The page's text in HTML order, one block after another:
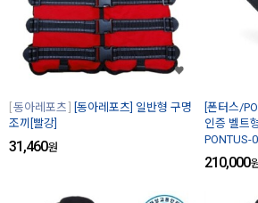
동아레포츠
[동아레포츠] 일반형 구명
조끼[빨강]
31,460원
[폰터스/
인증 벨트
PONTUS-
210,000